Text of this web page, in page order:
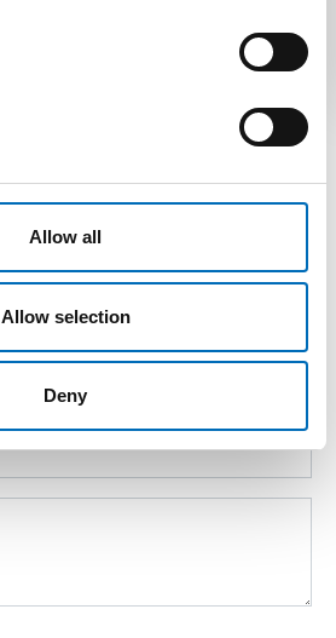
Allow all
Allow selection
Deny